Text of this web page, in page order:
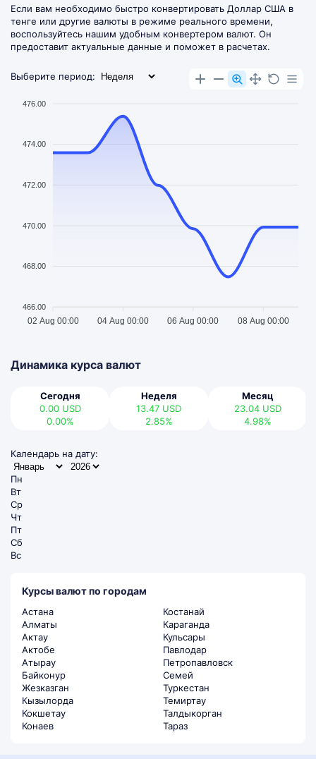
Если вам необходимо быстро конвертировать Доллар США в
тенге или другие валюты в режиме реального времени,
воспользуйтесь нашим удобным конвертером валют. Он
предоставит актуальные данные и поможет в расчетах.
Выберите период:
476.00
474.00
472.00
470.00
468.00
466.00
02 Aug 00:00 04 Aug 00:00 06 Aug 00:00 08 Aug 00:00
Динамика курса валют
Сегодня
0.00 USD
0.00%
Неделя
13.47 USD
2.85%
Месяц
23.04 USD
4.98%
Календарь на дату:
Пн
Вт
Ср
Чт
Пт
Сб
Вс
Курсы валют по городам
Астана
Алматы
Актау
Актобе
Атырау
Байконур
Жезказган
Кызылорда
Кокшетау
Конаев
Костанай
Караганда
Кульсары
Павлодар
Петропавловск
Семей
Туркестан
Темиртау
Талдыкорган
Тараз